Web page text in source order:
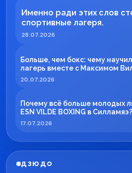
Именно ради этих слов
спортивные лагеря.
28.07.2026
Больше, чем бокс: чему
лагерь вместе с Максимом
20.07.2026
Почему всё больше молодых
ESN VILDE BOXING в Силламяэ?
17.07.2026
ДЗЮДО